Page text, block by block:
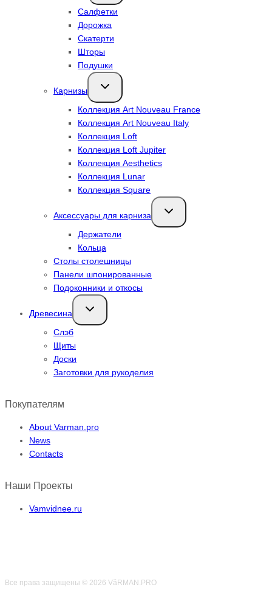
Салфетки
Дорожка
Скатерти
Шторы
Подушки
Карнизы
Переключить
дочернее
Коллекция Art Nouveau France
Коллекция Art Nouveau Italy
Коллекция Loft
Коллекция Loft Jupiter
Коллекция Aesthetics
Коллекция Lunar
Коллекция Square
Аксессуары для карниза
Переключить
дочернее
Держатели
Кольца
Столы столешницы
Панели шпонированные
Подоконники и откосы
Древесина
Переключить
дочернее
Слэб
Щиты
Доски
Заготовки для рукоделия
Покупателям
About Varman.pro
News
Contacts
Наши Проекты
Vamvidnee.ru
Все права защищены © 2026 VӑRMAN.PRO